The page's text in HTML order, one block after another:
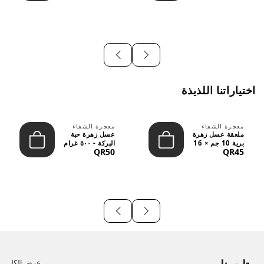
اختياراتنا اللذيذة
معجزة الشفاء
ملعقة عسل زهرة
برية 10 جم × 16
قطعة
QR45
معجزة الشفاء
عسل زهرة حبة
البركة - ٥٠٠ غرام
QR50